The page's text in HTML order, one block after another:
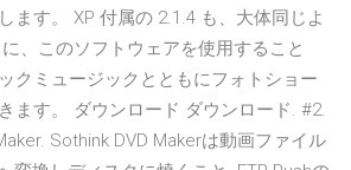
ます。 XP 付属の 2.1.4 も、大体同じよ
、このソフトウェアを使用すること
クミュージックとともにフォトショー
ます。 ダウンロード ダウンロード. #2.
Sothink DVD Makerは動画ファイル